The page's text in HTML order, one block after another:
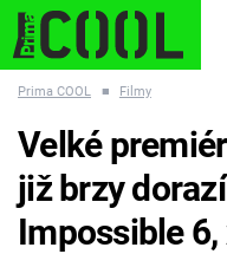
ESCAPE PLNEJ KOTEL
Prima COOL ■ Filmy
Velké
již brzy
Impossible 6,